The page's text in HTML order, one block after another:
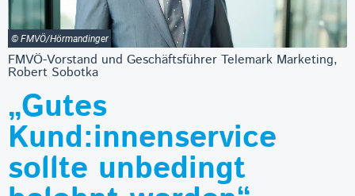
© FMVÖ/Hörmandinger
FMVÖ-Vorstand und Geschäftsführer Telemark Marketing,
Robert Sobotka
„Gutes
Kund:innenservice
sollte unbedingt